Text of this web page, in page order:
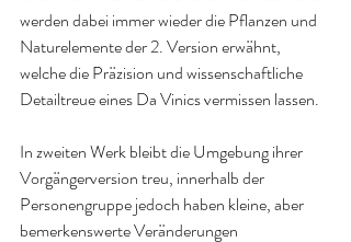
werden dabei immer wieder die Pflanzen und
Naturelemente der 2. Version erwähnt,
welche die Präzision und wissenschaftliche
Detailtreue eines Da Vinics vermissen lassen.
In zweiten Werk bleibt die Umgebung ihrer
Vorgängerversion treu, innerhalb der
Personengruppe jedoch haben kleine, aber
bemerkenswerte Veränderungen